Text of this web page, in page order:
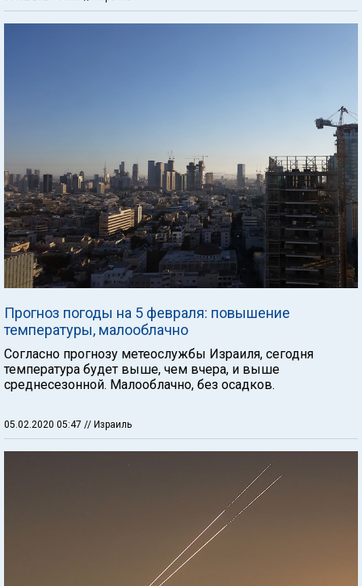
Прогноз погоды на 5 февраля: повышение
температуры, малооблачно
Согласно прогнозу метеослужбы Израиля, сегодня
температура будет выше, чем вчера, и выше
среднесезонной. Малооблачно, без осадков.
05.02.2020 05:47 // Израиль